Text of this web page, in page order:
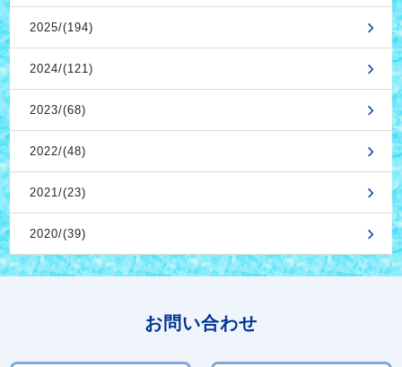
2025/(194)
2024/(121)
2023/(68)
2022/(48)
2021/(23)
2020/(39)
お問い合わせ